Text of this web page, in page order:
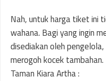
Nah, untuk harga tiket ini
wahana. Bagi yang ingin
disediakan oleh
merogoh kocek
Taman Kiara Artha :